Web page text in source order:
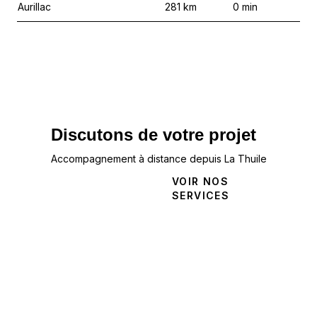
Aurillac 281 km 0 min
Discutons de votre projet
Accompagnement à distance depuis La Thuile
VOIR NOS
SERVICES